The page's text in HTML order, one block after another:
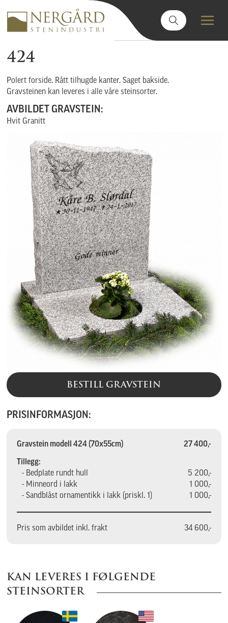
424
Polert forside. Rått tilhugde kanter. Saget bakside.
Gravsteinen kan leveres i alle våre steinsorter.
AVBILDET GRAVSTEIN:
Hvit Granitt
BESTILL GRAVSTEIN
PRISINFORMASJON:
Gravstein modell 424 (70x55cm) 27 400,-
Tillegg:
- Bedplate rundt hull
5 200,-
- Minneord i lakk
1 000,-
- Sandblåst ornamentikk i lakk (priskl. 1)
1 000,-
Pris som avbildet inkl. frakt 34 600,-
KAN LEVERES I FØLGENDE
STEINSORTER